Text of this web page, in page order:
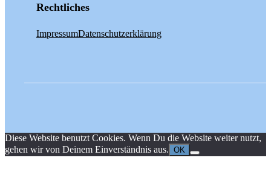
Rechtliches
ImpressumDatenschutzerklärung
Diese Website benutzt Cookies. Wenn Du die Website weiter nutzt,
gehen wir von Deinem Einverständnis aus. OK